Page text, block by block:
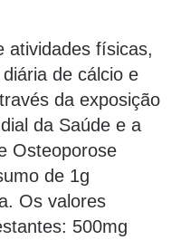
atividades físicas,
de cálcio e
da exposição
da Saúde e a
Osteoporose
de 1g
Os valores
500mg